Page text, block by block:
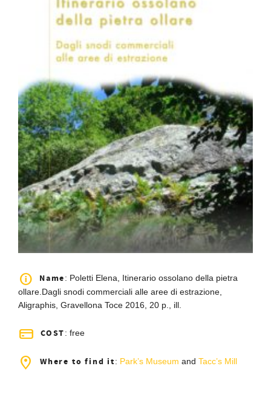
Name: Poletti Elena, Itinerario ossolano della pietra
ollare.Dagli snodi commerciali alle aree di estrazione,
Aligraphis, Gravellona Toce 2016, 20 p., ill.
COST: free
Where to find it: Park’s Museum and Tacc’s Mill